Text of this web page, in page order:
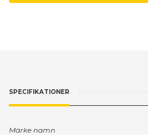
SPECIFIKATIONER
Märke namn